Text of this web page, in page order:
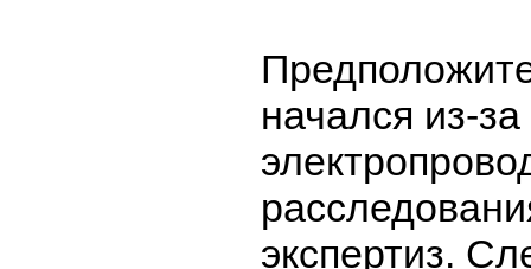
начался из-
экспертиз.